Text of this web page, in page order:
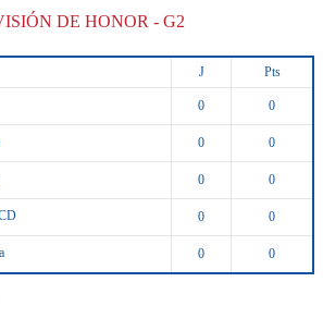
DE HONOR - G2
J Pts
0 0
0 0
0 0
0 0
0 0